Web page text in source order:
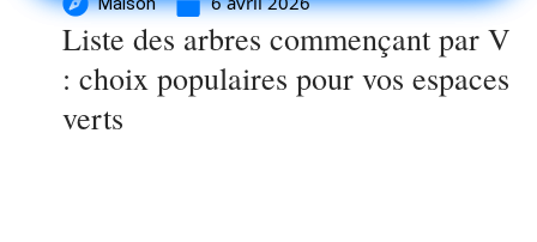
Liste des arbres commençant par V
: choix populaires pour vos espaces
verts